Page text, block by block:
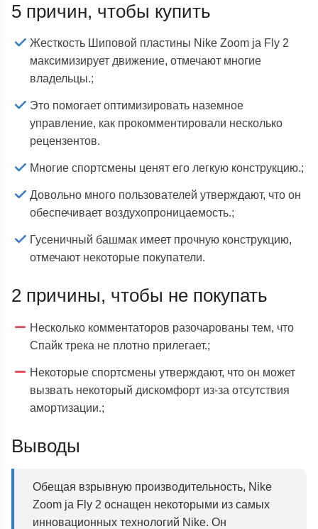
5 причин, чтобы купить
Жесткость Шиповой пластины Nike Zoom ja Fly 2
максимизирует движение, отмечают многие
владельцы.;
Это помогает оптимизировать наземное
управление, как прокомментировали несколько
рецензентов.
Многие спортсмены ценят его легкую конструкцию.;
Довольно много пользователей утверждают, что он
обеспечивает воздухопроницаемость.;
Гусеничный башмак имеет прочную конструкцию,
отмечают некоторые покупатели.
2 причины, чтобы не покупать
Несколько комментаторов разочарованы тем, что
Спайк трека не плотно прилегает.;
Некоторые спортсмены утверждают, что он может
вызвать некоторый дискомфорт из-за отсутствия
амортизации.;
Выводы
Обещая взрывную производительность, Nike
Zoom ja Fly 2 оснащен некоторыми из самых
инновационных технологий Nike. Он